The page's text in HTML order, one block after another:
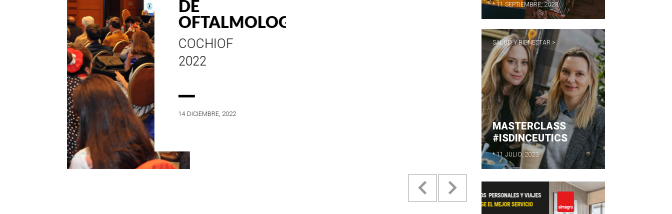
Previous Next
* 11 SEPTIEMBRE, 2023
SALUD Y BIENESTAR >
MASTERCLASS
#ISDINCEUTICS
* 11 JULIO, 2023